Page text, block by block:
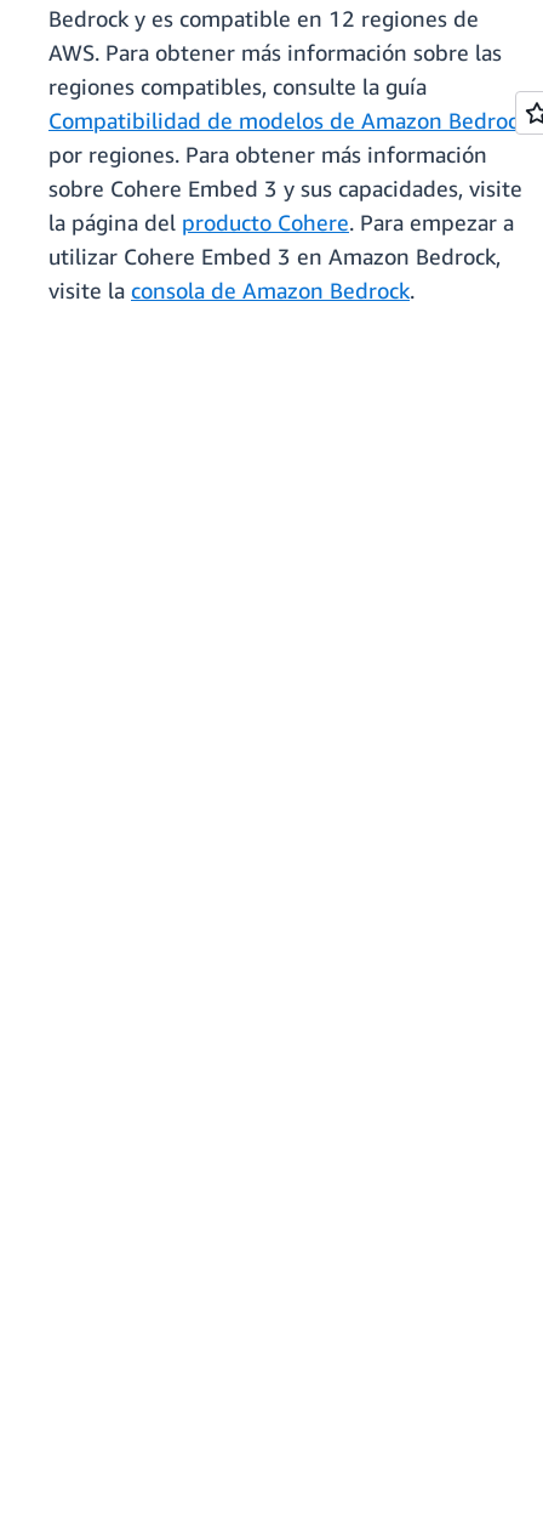
Bedrock y es compatible en 12 regiones de
AWS. Para obtener más información sobre las
regiones compatibles, consulte la guía
Compatibilidad de modelos de Amazon Bedrock
por regiones. Para obtener más información
sobre Cohere Embed 3 y sus capacidades, visite
la página del producto Cohere. Para empezar a
utilizar Cohere Embed 3 en Amazon Bedrock,
visite la consola de Amazon Bedrock.